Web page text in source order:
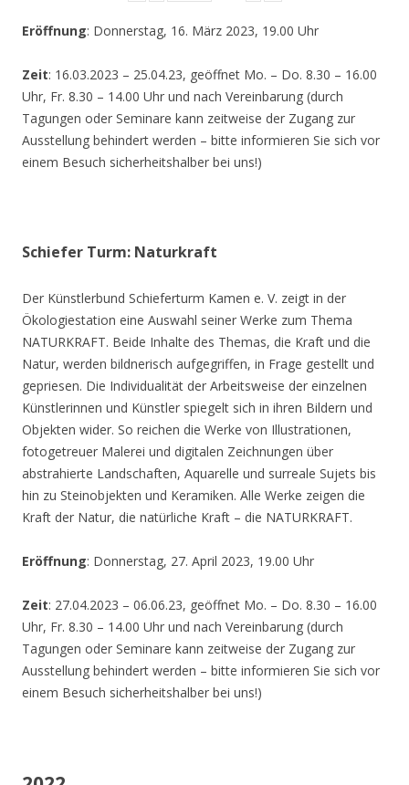
Eröffnung: Donnerstag, 16. März 2023, 19.00 Uhr
Zeit: 16.03.2023 – 25.04.23, geöffnet Mo. – Do. 8.30 – 16.00
Uhr, Fr. 8.30 – 14.00 Uhr und nach Vereinbarung (durch
Tagungen oder Seminare kann zeitweise der Zugang zur
Ausstellung behindert werden – bitte informieren Sie sich vor
einem Besuch sicherheitshalber bei uns!)
Schiefer Turm: Naturkraft
Der Künstlerbund Schieferturm Kamen e. V. zeigt in der
Ökologiestation eine Auswahl seiner Werke zum Thema
NATURKRAFT. Beide Inhalte des Themas, die Kraft und die
Natur, werden bildnerisch aufgegriffen, in Frage gestellt und
gepriesen. Die Individualität der Arbeitsweise der einzelnen
Künstlerinnen und Künstler spiegelt sich in ihren Bildern und
Objekten wider. So reichen die Werke von Illustrationen,
fotogetreuer Malerei und digitalen Zeichnungen über
abstrahierte Landschaften, Aquarelle und surreale Sujets bis
hin zu Steinobjekten und Keramiken. Alle Werke zeigen die
Kraft der Natur, die natürliche Kraft – die NATURKRAFT.
Eröffnung: Donnerstag, 27. April 2023, 19.00 Uhr
Zeit: 27.04.2023 – 06.06.23, geöffnet Mo. – Do. 8.30 – 16.00
Uhr, Fr. 8.30 – 14.00 Uhr und nach Vereinbarung (durch
Tagungen oder Seminare kann zeitweise der Zugang zur
Ausstellung behindert werden – bitte informieren Sie sich vor
einem Besuch sicherheitshalber bei uns!)